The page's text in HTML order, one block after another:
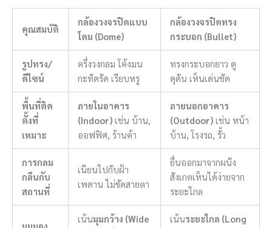
คุณสมบัติ
กล้องวงจรปิดแบบ
โดม (Dome)
กล้องวงจรปิดทรง
กระบอก (Bullet)
รูปทรง/
ดีไซน์
ครึ่งวงกลม โค้งมน
กะทัดรัด เรียบหรู
ทรงกระบอกยาว ดู
ดุดัน เห็นเด่นชัด
พื้นที่ติด
ตั้งที่
เหมาะ
ภายในอาคาร
(Indoor)เช่น บ้าน,
ออฟฟิศ, ร้านค้า
ภายนอกอาคาร
(Outdoor)เช่น หน้า
บ้าน, โรงรถ, รั้ว
การกลม
กลืนกับ
สถานที่
เนียนไปกับฝ้า
เพดาน ไม่ขัดสายตา
ยื่นออกมาจากผนัง
สังเกตเห็นได้ง่ายจาก
ระยะไกล
เน้นมุมกว้าง (Wide
เน้นระยะไกล (Long